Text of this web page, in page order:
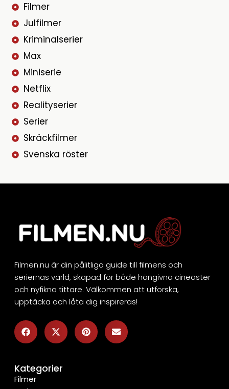
Filmer
Julfilmer
Kriminalserier
Max
Miniserie
Netflix
Realityserier
Serier
Skräckfilmer
Svenska röster
Filmen.nu är din pålitliga guide till filmens och
seriernas värld, skapad för både hängivna cineaster
och nyfikna tittare. Välkommen att utforska,
upptäcka och låta dig inspireras!
Kategorier
Filmer